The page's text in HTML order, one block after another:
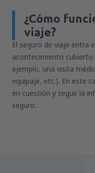
¿Cómo
viaje?
El seguro de viaje entra
acontecimiento
ejemplo, una visita
equipaje, etc.). En este
en cuestión y seguir la
seguro.